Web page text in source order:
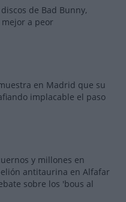
de Bad Bunny,
a peor
en Madrid que su
implacable el paso
y millones en
antitaurina en Alfafar
sobre los 'bous al